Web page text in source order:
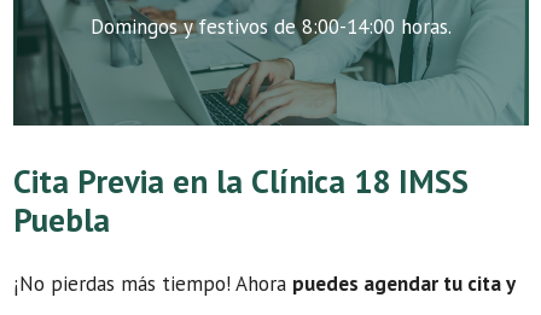
Domingos y festivos de 8:00-14:00 horas.
Cita Previa en la Clínica 18 IMSS
Puebla
¡No pierdas más tiempo! Ahora puedes agendar tu cita y